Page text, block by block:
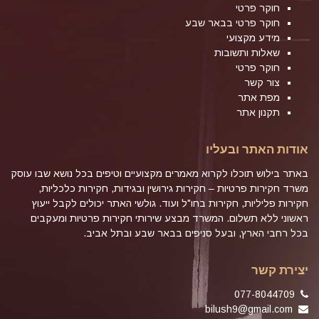
חוקר פרטי
חוקר פרטי בבאר שבע
מידע מקצועי
שאלות ותשובות
חוקר פרטי
צור קשר
מפת אתר
תקנון אתר
אודות האתר ובעליו
באתר בילוש תוכלו לקרוא מאמרים מקצועיים וטיפים בכל נושא שבו עוסק
משרד חקירות פרטיות – חקירות גירושין ובגידות, חקירות כלכליות,
חקירות פליליות, חקירות בחו"ל ועוד. גולשי האתר יכולים לקבל ייעוץ
ראשוני ללא תשלום. המשרד מבצע שירותי חקירות פרטיות ומעקבים
בכל רחבי הארץ, ובעל סניפים בבאר שבע ובתל אביב.
יצירת קשר
bilush9@gmail.com